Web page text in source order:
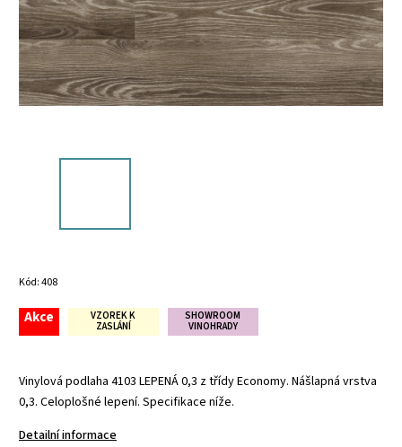
Kód:408
Akce
VZOREK K
ZASLÁNÍ
SHOWROOM
VINOHRADY
Vinylová podlaha 4103 LEPENÁ 0,3 z třídy Economy. Nášlapná vrstva
0,3. Celoplošné lepení. Specifikace níže.
Detailní informace